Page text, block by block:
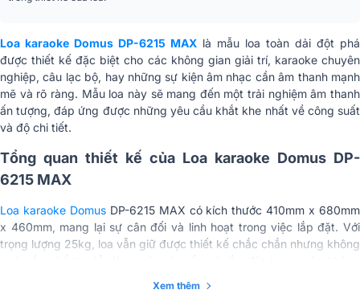
Đầu Nối Đầu Vào 2 x Speakon NL4MP
Kích Thước (RxCxS) 410mm x 680mm x 460mm
Trọng Lượng Tịnh 25kg
Loa karaoke Domus DP-6215 MAX là mẫu loa toàn dải đột phá
được thiết kế đặc biệt cho các không gian giải trí, karaoke chuyên
nghiệp, câu lạc bộ, hay những sự kiện âm nhạc cần âm thanh mạnh
mẽ và rõ ràng. Mẫu loa này sẽ mang đến một trải nghiệm âm thanh
ấn tượng, đáp ứng được những yêu cầu khắt khe nhất về công suất
và độ chi tiết.
Tổng quan thiết kế của Loa karaoke Domus DP-
6215 MAX
Loa karaoke DomusDP-6215 MAX có kích thước 410mm x 680mm
x 460mm, mang lại sự cân đối và linh hoạt trong việc lắp đặt. Với
trọng lượng 25kg, loa vẫn giữ được thiết kế chắc chắn nhưng không
Xem thêm